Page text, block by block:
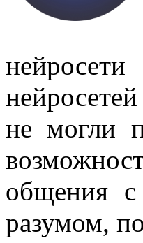
не могли
общения с
разумом,